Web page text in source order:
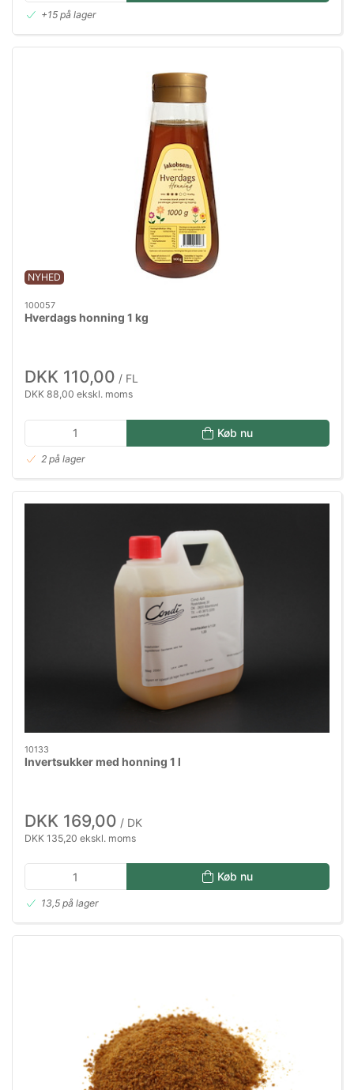
+15 på lager
NYHED
100057
Hverdags honning 1 kg
DKK 110,00 / FL
DKK 88,00 ekskl. moms
Køb nu
2 på lager
10133
Invertsukker med honning 1 l
DKK 169,00 / DK
DKK 135,20 ekskl. moms
Køb nu
13,5 på lager